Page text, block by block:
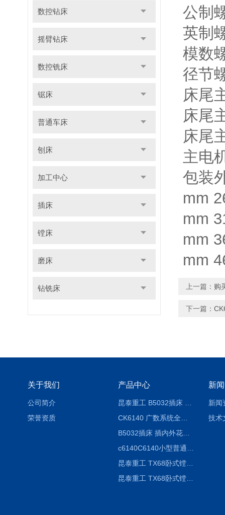
数控钻床
摇臂钻床
数控铣床
锯床
普通车床
刨床
加工中心
插床
镗床
磨床
钻铣床
公制
英制
模数
径节
床尾
床尾
床尾
主电
包装
mm
mm
mm
mm
上一篇： 购
下一篇：
关于我们
公司简介
荣誉资质
产品中心
B5032插床 插内外花键槽 B5020液压立式插床
昆泰重工 TX68卧式镗床 镗孔机 镗缸机
昆泰重工 TX68卧式镗床 镗孔机 镗缸机 单柱
新
新闻
技术